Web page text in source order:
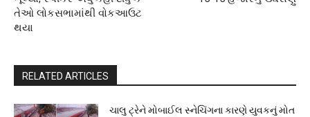
તેઓ લોકસભામાંથી વોકઆઉટ
થયા
RELATED ARTICLES
ચાલુ ટ્રેને મોબાઈલ સ્નેચિંગના કારણે યુવકનું મોત